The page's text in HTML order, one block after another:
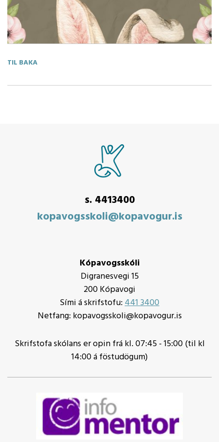
TIL BAKA
s. 4413400
kopavogsskoli@kopavogur.is
Kópavogsskóli
Digranesvegi 15
200 Kópavogi
Sími á skrifstofu:441 3400
Netfang: kopavogsskoli@kopavogur.is
Skrifstofa skólans er opin frá kl. 07:45 - 15:00 (til kl
14:00 á föstudögum)